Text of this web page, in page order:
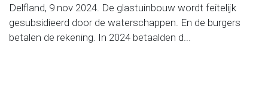
Delfland, 9 nov 2024. De glastuinbouw wordt feitelijk
gesubsidieerd door de waterschappen. En de burgers
betalen de rekening. In 2024 betaalden d...